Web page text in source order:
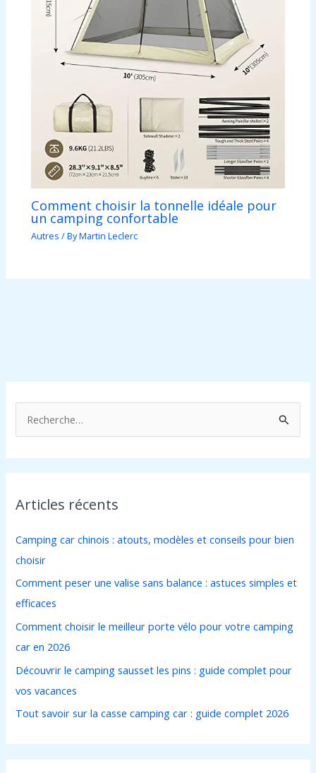
Comment choisir la tonnelle idéale pour
un camping confortable
Autres / ByMartin Leclerc
c
e
c
h
e
r
:
Articles récents
Camping car chinois : atouts, modèles et conseils pour bien
choisir
Comment peser une valise sans balance : astuces simples et
efficaces
Comment choisir le meilleur porte vélo pour votre camping
car en 2026
Découvrir le camping sausset les pins : guide complet pour
vos vacances
Tout savoir sur la casse camping car : guide complet 2026